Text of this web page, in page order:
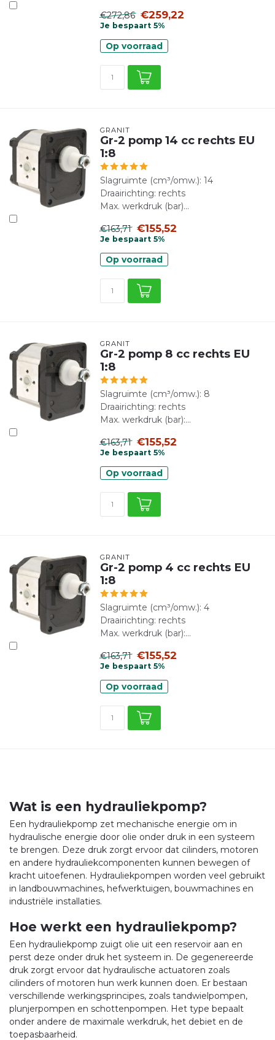
€272,86 €259,22
Je bespaart 5%
Op voorraad
GRANIT
Gr-2 pomp 14 cc rechts EU
1:8
Slagruimte (cm³/omw.): 14
Draairichting: rechts
Max. werkdruk (bar)...
€163,71 €155,52
Je bespaart 5%
Op voorraad
GRANIT
Gr-2 pomp 8 cc rechts EU
1:8
Slagruimte (cm³/omw.): 8
Draairichting: rechts
Max. werkdruk (bar):...
€163,71 €155,52
Je bespaart 5%
Op voorraad
GRANIT
Gr-2 pomp 4 cc rechts EU
1:8
Slagruimte (cm³/omw.): 4
Draairichting: rechts
Max. werkdruk (bar):...
€163,71 €155,52
Je bespaart 5%
Op voorraad
Wat is een hydrauliekpomp?
Een hydrauliekpomp zet mechanische energie om in
hydraulische energie door olie onder druk in een systeem
te brengen. Deze druk zorgt ervoor dat cilinders, motoren
en andere hydrauliekcomponenten kunnen bewegen of
kracht uitoefenen. Hydrauliekpompen worden veel gebruikt
in landbouwmachines, hefwerktuigen, bouwmachines en
industriële installaties.
Hoe werkt een hydrauliekpomp?
Een hydrauliekpomp zuigt olie uit een reservoir aan en
perst deze onder druk het systeem in. De gegenereerde
druk zorgt ervoor dat hydraulische actuatoren zoals
cilinders of motoren hun werk kunnen doen. Er bestaan
verschillende werkingsprincipes, zoals tandwielpompen,
plunjerpompen en schottenpompen. Het type bepaalt
onder andere de maximale werkdruk, het debiet en de
toepasbaarheid.